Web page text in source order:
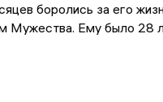
боролись за его
Мужества. Ему было 28